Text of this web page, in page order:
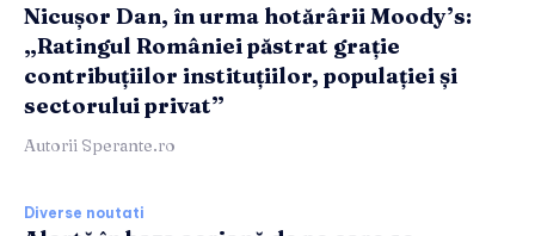
Nicușor Dan, în urma hotărârii Moody’s:
„Ratingul României păstrat grație
contribuțiilor instituțiilor, populației și
sectorului privat”
Autorii Sperante.ro
Diverse noutati